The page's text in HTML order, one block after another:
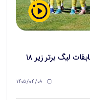
قهرمانی فولاد مبارکه سپاهان در مسابقات لیگ برتر زیر ۱۸
۱۴۰۵/۰۴/۰۸